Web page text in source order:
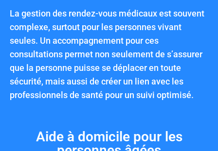
La gestion des rendez-vous médicaux est souvent
complexe, surtout pour les personnes vivant
seules. Un accompagnement pour ces
consultations permet non seulement de s’assurer
que la personne puisse se déplacer en toute
sécurité, mais aussi de créer un lien avec les
professionnels de santé pour un suivi optimisé.
Aide à domicile pour les